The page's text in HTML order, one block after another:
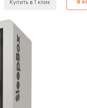
Купить в 1 клик В